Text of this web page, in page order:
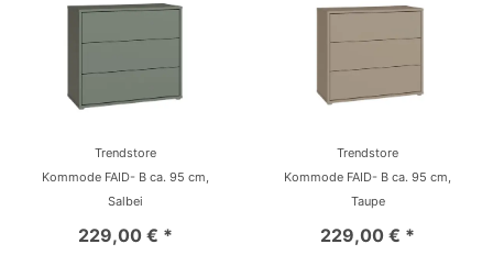
Trendstore
Kommode FAID- B ca. 95 cm,
Salbei
229,00 € *
Trendstore
Kommode FAID- B ca. 95 cm,
Taupe
229,00 € *